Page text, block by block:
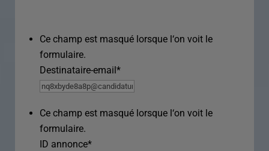
Ce champ est masqué lorsque l‘on voit le
formulaire.
Destinataire-email*
Ce champ est masqué lorsque l‘on voit le
formulaire.
ID annonce*